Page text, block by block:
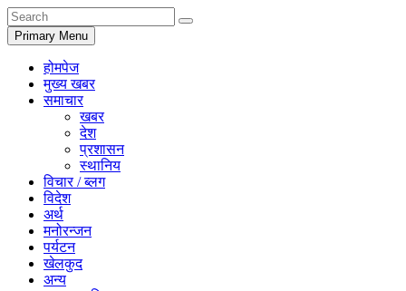
Primary Menu
होमपेज
मुख्य खबर
समाचार
खबर
देश
प्रशासन
स्थानिय
विचार / ब्लग
विदेश
अर्थ
मनोरन्जन
पर्यटन
खेलकुद
अन्य